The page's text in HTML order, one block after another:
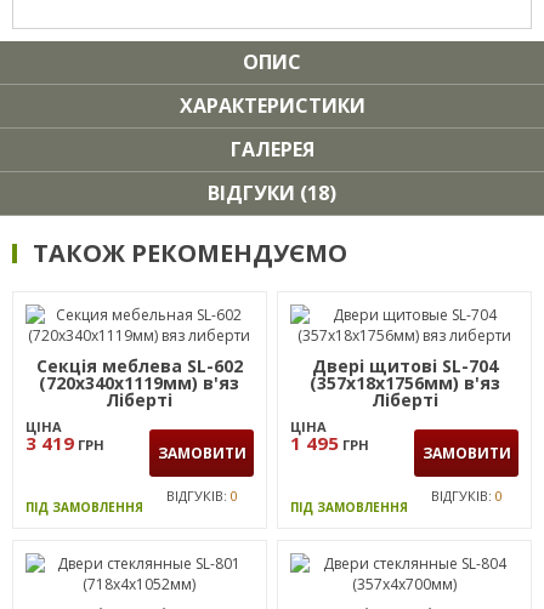
ОПИС
ХАРАКТЕРИСТИКИ
ГАЛЕРЕЯ
ВІДГУКИ (18)
ТАКОЖ РЕКОМЕНДУЄМО
Секція меблева SL-602
(720х340х1119мм) в'яз
Ліберті
ЦІНА
3 419 ГРН ЗАМОВИТИ
ПІД ЗАМОВЛЕННЯ
ВІДГУКІВ: 0
Двері щитові SL-704
(357х18х1756мм) в'яз
Ліберті
ЦІНА
1 495 ГРН ЗАМОВИТИ
ПІД ЗАМОВЛЕННЯ
ВІДГУКІВ: 0